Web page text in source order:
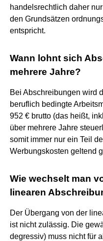
handelsrechtlich daher
den Grundsätzen
entspricht.
Wann lohnt sich
mehrere Jahre?
Bei Abschreibungen wird
beruflich bedingte
952 € brutto (das heißt,
über mehrere Jahre
somit immer nur ein Teil
Werbungskosten geltend
Wie wechselt man
linearen
Der Übergang von der
ist nicht zulässig. Die
degressiv) muss nicht für